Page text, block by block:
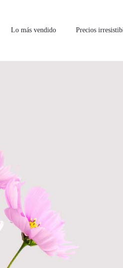
Lo más vendido Precios